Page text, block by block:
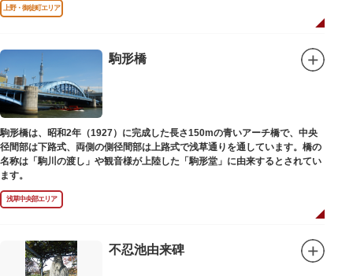
の懐かしさでしょうか。
店頭の屋根瓦や格子型天井等も昭和から引き継がれてきている歴史あるもの
りとご覧ください。
上野・御徒町エリア
駒形橋
駒形橋は、昭和2年（1927）に完成した長さ150mの青いアーチ橋で、中央
径間部は下路式、両側の側径間部は上路式で浅草通りを通しています。橋の
名称は「駒川の渡し」や観音様が上陸した「駒形堂」に由来するとされてい
ます。
浅草中央部エリア
不忍池由来碑